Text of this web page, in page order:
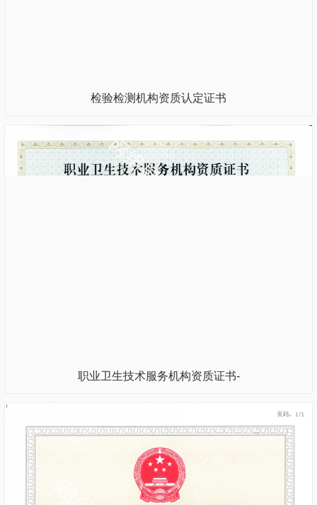
检验检测机构资质认定证书
职业卫生技术服务机构资质证书-